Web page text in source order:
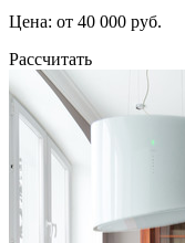
Цена: от 40 000 руб.
Рассчитать